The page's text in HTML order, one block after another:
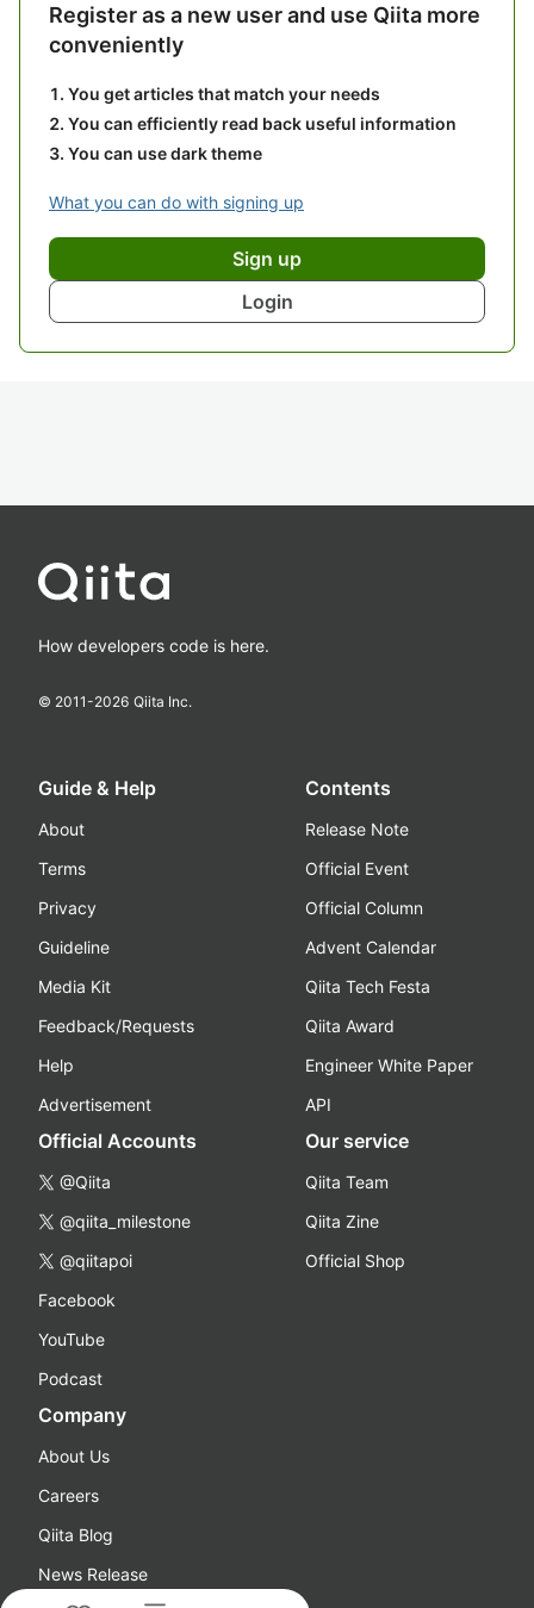
Register as a new user and use Qiita more
conveniently
You get articles that match your needs
You can efficiently read back useful information
You can use dark theme
What you can do with signing up
Sign up
Login
How developers code is here.
© 2011-2026 Qiita Inc.
Guide & Help
About
Terms
Privacy
Guideline
Media Kit
Feedback/Requests
Help
Advertisement
Contents
Release Note
Official Event
Official Column
Advent Calendar
Qiita Tech Festa
Qiita Award
Engineer White Paper
API
Official Accounts
@Qiita
@qiita_milestone
@qiitapoi
Facebook
YouTube
Podcast
Our service
Qiita Team
Qiita Zine
Official Shop
Company
About Us
Careers
Qiita Blog
News Release